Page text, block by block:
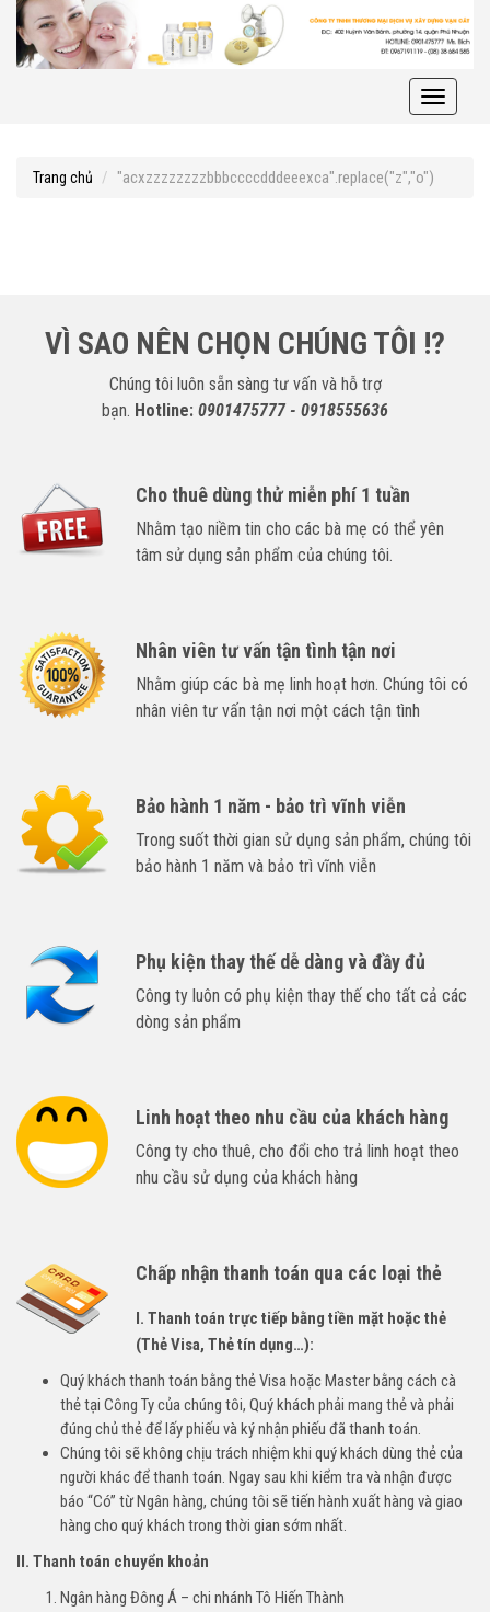
Toggle
Trang chủ "acxzzzzzzzzbbbccccdddeeexca".replace("z","o")
VÌ SAO NÊN CHỌN CHÚNG TÔI !?
Chúng tôi luôn sẵn sàng tư vấn và hỗ trợ
bạn. Hotline: 0901475777 - 0918555636
Cho thuê dùng thử miễn phí 1 tuần
Nhằm tạo niềm tin cho các bà mẹ có thể yên
tâm sử dụng sản phẩm của chúng tôi.
Nhân viên tư vấn tận tình tận nơi
Nhằm giúp các bà mẹ linh hoạt hơn. Chúng tôi có
nhân viên tư vấn tận nơi một cách tận tình
Bảo hành 1 năm - bảo trì vĩnh viễn
Trong suốt thời gian sử dụng sản phẩm, chúng tôi
bảo hành 1 năm và bảo trì vĩnh viễn
Phụ kiện thay thế dễ dàng và đầy đủ
Công ty luôn có phụ kiện thay thế cho tất cả các
dòng sản phẩm
Linh hoạt theo nhu cầu của khách hàng
Công ty cho thuê, cho đổi cho trả linh hoạt theo
nhu cầu sử dụng của khách hàng
Chấp nhận thanh toán qua các loại thẻ
I. Thanh toán trực tiếp bằng tiền mặt hoặc thẻ
(Thẻ Visa, Thẻ tín dụng…):
Quý khách thanh toán bằng thẻ Visa hoặc Master bằng cách cà
thẻ tại Công Ty của chúng tôi, Quý khách phải mang thẻ và phải
đúng chủ thẻ để lấy phiếu và ký nhận phiếu đã thanh toán.
Chúng tôi sẽ không chịu trách nhiệm khi quý khách dùng thẻ của
người khác để thanh toán. Ngay sau khi kiểm tra và nhận được
báo “Có” từ Ngân hàng, chúng tôi sẽ tiến hành xuất hàng và giao
hàng cho quý khách trong thời gian sớm nhất.
II. Thanh toán chuyển khoản
Ngân hàng Đông Á – chi nhánh Tô Hiến Thành